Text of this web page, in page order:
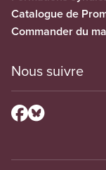
Catalogue de
Commander du
Nous suivre